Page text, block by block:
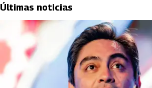
Últimas noticias